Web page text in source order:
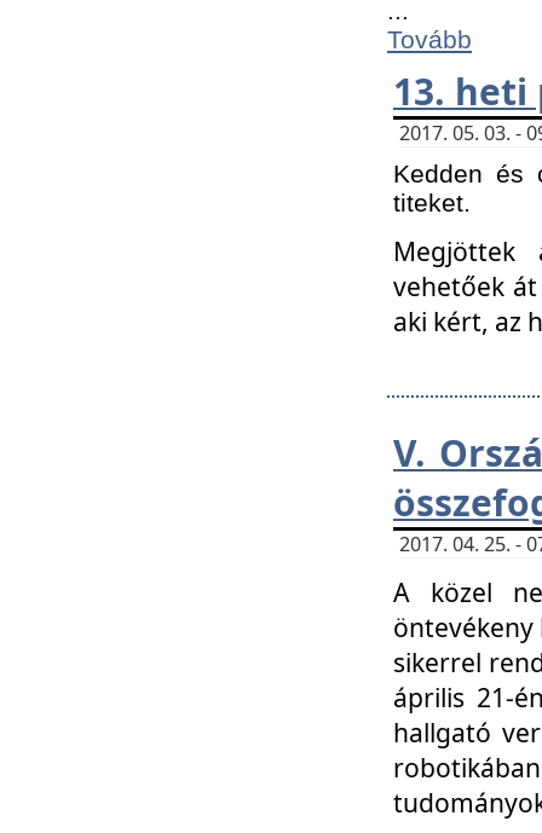
Tovább
13.
2017. 05. 03. -
Kedden és
titeket.
Megjöttek
vehetőek
aki kért, az
V.
2017. 04. 25. -
A közel
öntevékeny
sikerrel
április 21-
hallgató